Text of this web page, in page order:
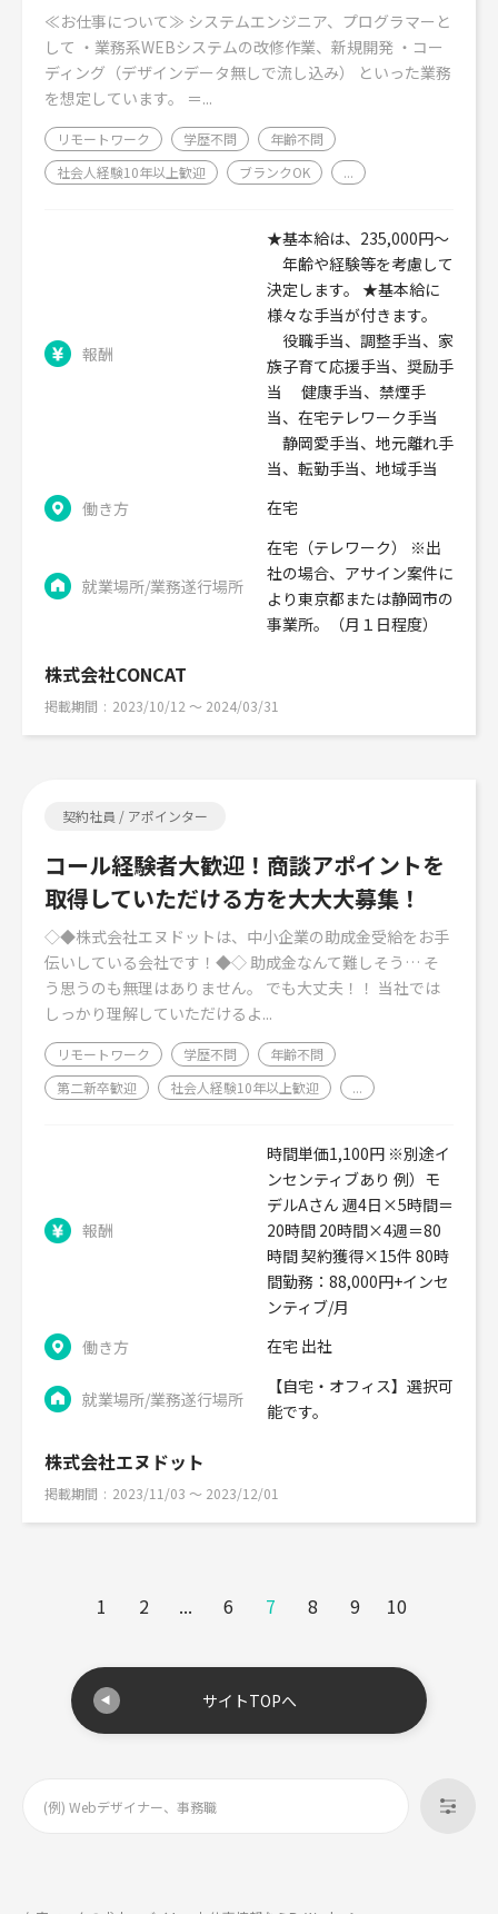
≪お仕事について≫ システムエンジニア、プログラマーと
して ・業務系WEBシステムの改修作業、新規開発 ・コー
ディング（デザインデータ無しで流し込み） といった業務
を想定しています。 ＝...
リモートワーク 学歴不問
年齢不問
社会人経験10年以上歓迎
ブランクOK ...
報酬
★基本給は、235,000円～
年齢や経験等を考慮して
決定します。 ★基本給に
様々な手当が付きます。
役職手当、調整手当、家
族子育て応援手当、奨励手
当 健康手当、禁煙手
当、在宅テレワーク手当
静岡愛手当、地元離れ手
当、転勤手当、地域手当
働き方
在宅
就業場所/業務遂行場所
在宅（テレワーク） ※出
社の場合、アサイン案件に
より東京都または静岡市の
事業所。（月１日程度）
株式会社CONCAT
掲載期間 2023/10/12 〜 2024/03/31
契約社員 / アポインター
コール経験者大歓迎！商談アポイントを
取得していただける方を大大大募集！
◇◆株式会社エヌドットは、中小企業の助成金受給をお手
伝いしている会社です！◆◇ 助成金なんて難しそう… そ
う思うのも無理はありません。 でも大丈夫！！ 当社では
しっかり理解していただけるよ...
リモートワーク 学歴不問
年齢不問
第二新卒歓迎
社会人経験10年以上歓迎 ...
報酬
時間単価1,100円 ※別途イ
ンセンティブあり 例）モ
デルAさん 週4日×5時間＝
20時間 20時間×4週＝80
時間 契約獲得×15件 80時
間勤務：88,000円+インセ
ンティブ/月
働き方
在宅 出社
就業場所/業務遂行場所
【自宅・オフィス】選択可
能です。
株式会社エヌドット
掲載期間 2023/11/03 〜 2023/12/01
1 2 ... 6 7 8 9 10
サイトTOPへ